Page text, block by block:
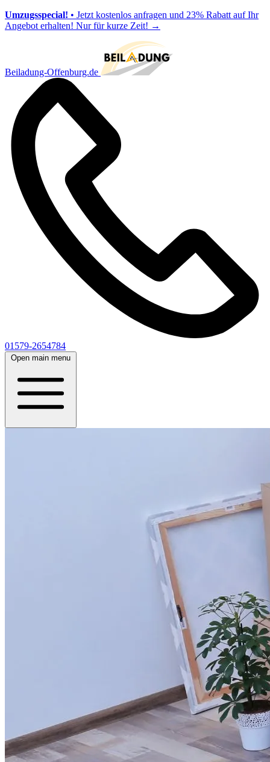
Umzugsspecial! • Jetzt kostenlos anfragen und 23% Rabatt auf Ihr
Angebot erhalten! Nur für kurze Zeit! →
Beiladung-Offenburg.de
01579-2654784
Open main menu